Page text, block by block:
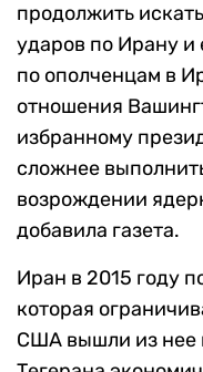
продолжить
ударов по Ирану и
по ополченцам в
отношения
избранному
сложнее
возрождении
добавила газета.
Иран в 2015 году
которая
США вышли из нее